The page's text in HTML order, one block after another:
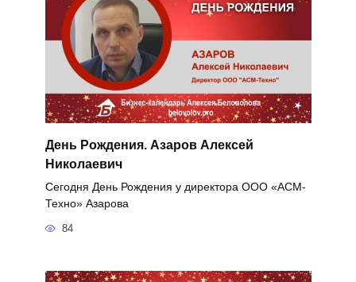
День Рождения. Азаров Алексей
Николаевич
Сегодня День Рождения у директора ООО «АСМ-
Техно» Азарова
84